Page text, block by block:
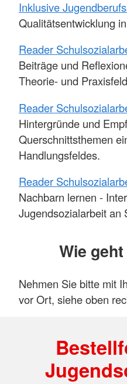
Inklusive
Qualitätsentwicklung
Reader
Beiträge und
Theorie- und
Reader
Hintergründe und
Querschnittsthemen
Handlungsfeldes.
Reader
Nachbarn lernen -
Jugendsozialarbeit an
Wie
Nehmen Sie bitte mit
vor Ort, siehe oben